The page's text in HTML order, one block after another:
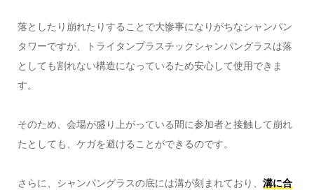
落としたり崩れたりすることで大惨事になりがちなシャンパン
タワーですが、トライタンプラスチックシャンパングラスは落
としても割れない構造になっているため安心して使用できま
す。
そのため、会場が盛り上がっている間に参加者と接触して崩れ
たとしても、ケガを避けることができるのです。
さらに、シャンパングラスの底には溝が刻まれており、 溝に合